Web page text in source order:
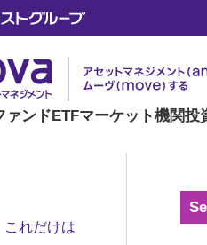
ァンドETFマーケット機関投
ミベーシック）
これだけは